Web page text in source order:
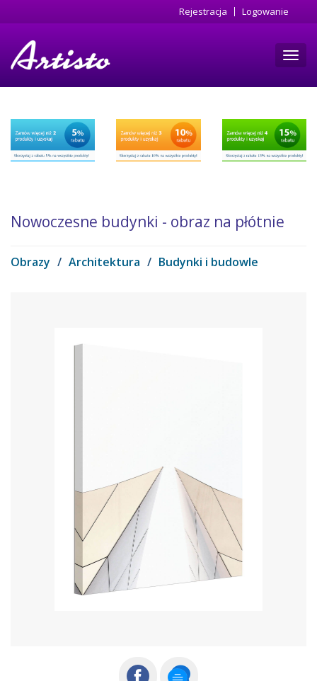
do
Rejestracja Logowanie
Nowoczesne budynki - obraz na płótnie
Obrazy / Architektura / Budynki i budowle